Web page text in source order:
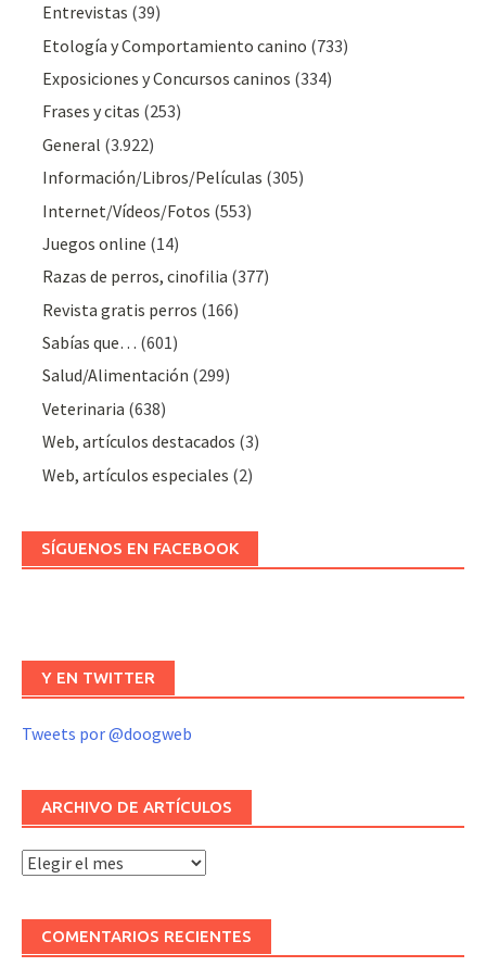
Entrevistas (39)
Etología y Comportamiento canino (733)
Exposiciones y Concursos caninos (334)
Frases y citas (253)
General (3.922)
Información/Libros/Películas (305)
Internet/Vídeos/Fotos (553)
Juegos online (14)
Razas de perros, cinofilia (377)
Revista gratis perros (166)
Sabías que… (601)
Salud/Alimentación (299)
Veterinaria (638)
Web, artículos destacados (3)
Web, artículos especiales (2)
SÍGUENOS EN FACEBOOK
Y EN TWITTER
Tweets por @doogweb
ARCHIVO DE ARTÍCULOS
Archivo
COMENTARIOS RECIENTES